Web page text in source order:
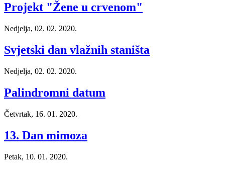
Projekt "Žene u crvenom"
Nedjelja, 02. 02. 2020.
Svjetski dan vlažnih staništa
Nedjelja, 02. 02. 2020.
Palindromni datum
Četvrtak, 16. 01. 2020.
13. Dan mimoza
Petak, 10. 01. 2020.